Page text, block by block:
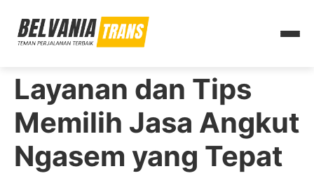
Layanan dan Tips
Memilih Jasa Angkut
Ngasem yang Tepat